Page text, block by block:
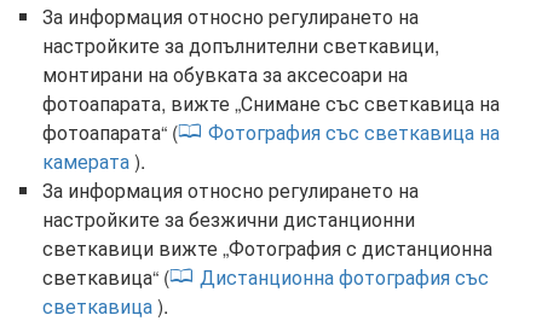
За информация относно регулирането на
настройките за допълнителни светкавици,
монтирани на обувката за аксесоари на
фотоапарата, вижте „Снимане със светкавица на
фотоапарата“ (
Фотография със светкавица на
камерата).
За информация относно регулирането на
настройките за безжични дистанционни
светкавици вижте „Фотография с дистанционна
светкавица“ (
Дистанционна фотография със
светкавица).